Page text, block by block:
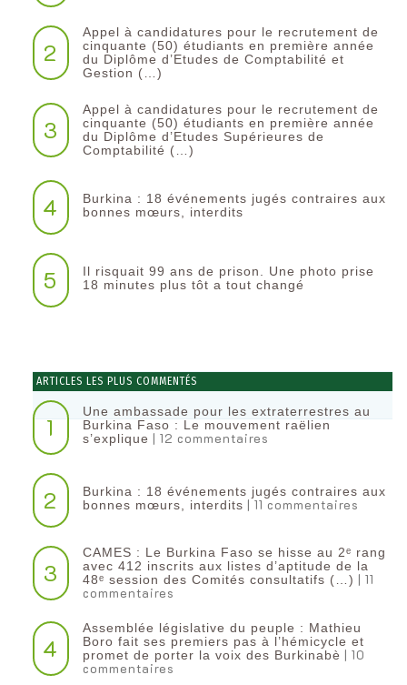
2
Appel à candidatures pour le recrutement de
cinquante (50) étudiants en première année
du Diplôme d’Etudes de Comptabilité et
Gestion (…)
3
Appel à candidatures pour le recrutement de
cinquante (50) étudiants en première année
du Diplôme d’Etudes Supérieures de
Comptabilité (…)
4
Burkina : 18 événements jugés contraires aux
bonnes mœurs, interdits
5
Il risquait 99 ans de prison. Une photo prise
18 minutes plus tôt a tout changé
ARTICLES LES PLUS COMMENTÉS
1
Une ambassade pour les extraterrestres au
Burkina Faso : Le mouvement raëlien
s’explique | 12 commentaires
2
Burkina : 18 événements jugés contraires aux
bonnes mœurs, interdits | 11 commentaires
3
CAMES : Le Burkina Faso se hisse au 2ᵉ rang
avec 412 inscrits aux listes d’aptitude de la
48ᵉ session des Comités consultatifs (…) | 11
commentaires
4
Assemblée législative du peuple : Mathieu
Boro fait ses premiers pas à l’hémicycle et
promet de porter la voix des Burkinabè | 10
commentaires